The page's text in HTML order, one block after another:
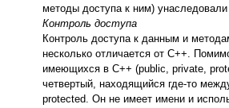
методы доступа к ним) унаследовали
Контроль доступа
Контроль доступа к данным и
несколько отличается от С++.
имеющихся в С++ (public, private,
четвертый, находящийся где-то
protected. Он не имеет имени и